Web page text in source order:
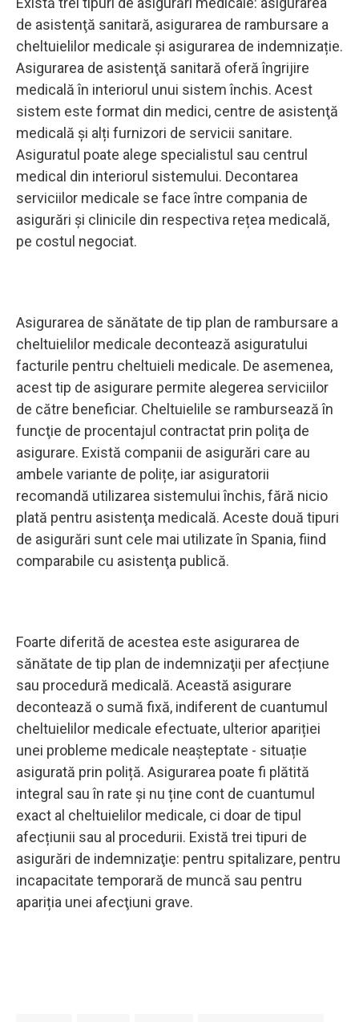
de asistenţă sanitară, asigurarea de rambursare a
cheltuielilor medicale şi asigurarea de indemnizație.
Asigurarea de asistenţă sanitară oferă îngrijire
medicală în interiorul unui sistem închis. Acest
sistem este format din medici, centre de asistenţă
medicală şi alți furnizori de servicii sanitare.
Asiguratul poate alege specialistul sau centrul
medical din interiorul sistemului. Decontarea
serviciilor medicale se face între compania de
asigurări și clinicile din respectiva rețea medicală,
pe costul negociat.
Asigurarea de sănătate de tip plan de rambursare a
cheltuielilor medicale decontează asiguratului
facturile pentru cheltuieli medicale. De asemenea,
acest tip de asigurare permite alegerea serviciilor
de către beneficiar. Cheltuielile se rambursează în
funcţie de procentajul contractat prin poliţa de
asigurare. Există companii de asigurări care au
ambele variante de polițe, iar asiguratorii
recomandă utilizarea sistemului închis, fără nicio
plată pentru asistenţa medicală. Aceste două tipuri
de asigurări sunt cele mai utilizate în Spania, fiind
comparabile cu asistenţa publică.
Foarte diferită de acestea este asigurarea de
sănătate de tip plan de indemnizaţii per afecțiune
sau procedură medicală. Această asigurare
decontează o sumă fixă, indiferent de cuantumul
cheltuielilor medicale efectuate, ulterior apariției
unei probleme medicale neaşteptate - situație
asigurată prin poliță. Asigurarea poate fi plătită
integral sau în rate și nu ține cont de cuantumul
exact al cheltuielilor medicale, ci doar de tipul
afecțiunii sau al procedurii. Există trei tipuri de
asigurări de indemnizaţie: pentru spitalizare, pentru
incapacitate temporară de muncă sau pentru
apariția unei afecţiuni grave.